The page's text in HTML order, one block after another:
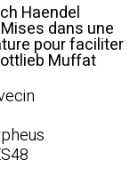
Haendel
dans une
pour faciliter
Muffat